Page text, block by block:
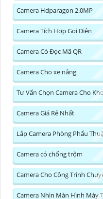
Camera Hdparagon 2.0MP
Camera Tích Hợp Gọi Điện
Camera Có Đọc Mã QR
Camera Cho xe nâng
Tư Vấn Chọn Camera Cho
Camera Giá Rẻ Nhất
Lắp Camera Phòng Phẩu
Camera có chống trộm
Camera Cho Công Trình
Camera Nhìn Màn Hình Máy